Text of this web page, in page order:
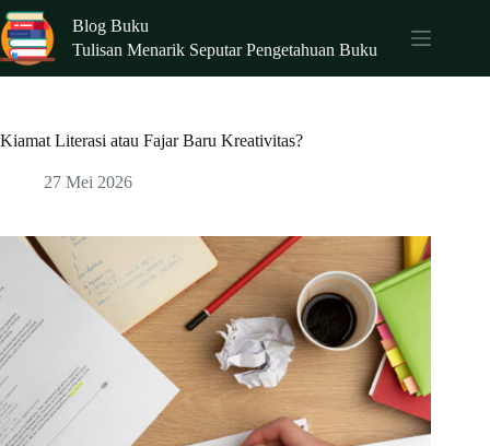
Skip
to
content
Blog Buku
Tulisan Menarik Seputar Pengetahuan Buku
Kiamat Literasi atau Fajar Baru Kreativitas?
27 Mei 2026